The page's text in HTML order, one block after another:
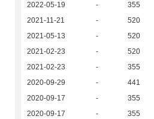
2022-05-19 - 355
2021-11-21
- 520
2021-05-13
- 520
2021-02-23
- 520
2021-02-23
- 355
2020-09-29
- 441
2020-09-17
- 355
2020-09-17
- 355